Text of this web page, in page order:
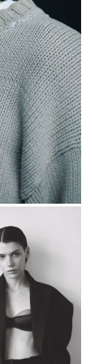
Алёна
Мирзоев
Ирина, реж.
Хазанова
Цой